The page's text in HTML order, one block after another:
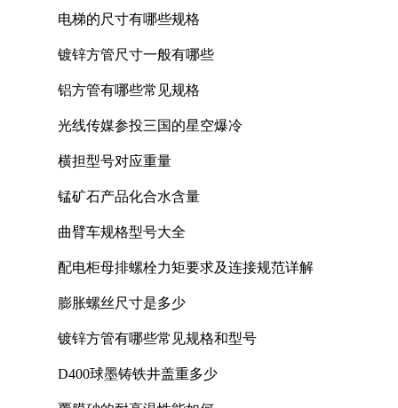
电梯的尺寸有哪些规格
镀锌方管尺寸一般有哪些
铝方管有哪些常见规格
光线传媒参投三国的星空爆冷
横担型号对应重量
锰矿石产品化合水含量
曲臂车规格型号大全
配电柜母排螺栓力矩要求及连接规范详解
膨胀螺丝尺寸是多少
镀锌方管有哪些常见规格和型号
D400球墨铸铁井盖重多少